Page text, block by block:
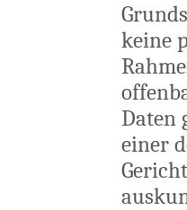
keine
Daten
einer